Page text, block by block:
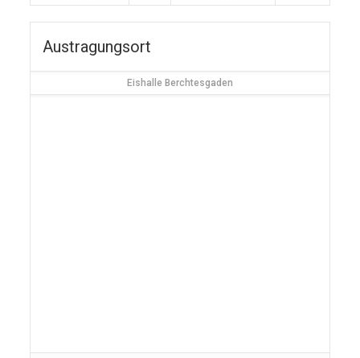
Austragungsort
Eishalle Berchtesgaden